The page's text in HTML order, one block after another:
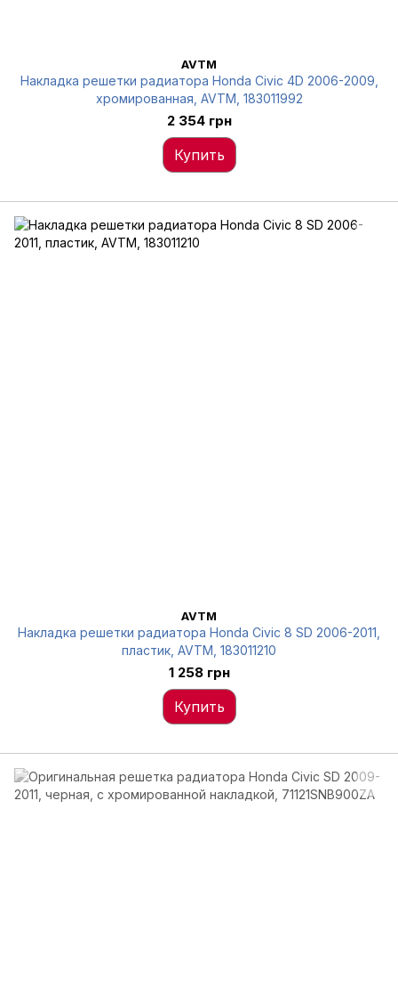
AVTM
Накладка решетки радиатора Honda Civic 4D 2006-2009,
хромированная, AVTM, 183011992
2 354 грн
Купить
AVTM
Накладка решетки радиатора Honda Civic 8 SD 2006-2011,
пластик, AVTM, 183011210
1 258 грн
Купить